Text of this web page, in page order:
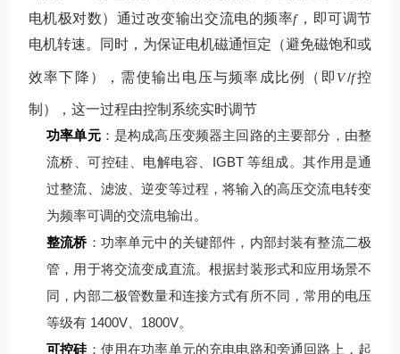
电机极对数） 通过改变输出交流电的频率f，即可调节
电机转速。同时，为保证电机磁通恒定（避免磁饱和或
效率下降），需使输出电压与频率成比例（即 V /f控
制），这一过程由控制系统实时调节
功率单元：是构成高压变频器主回路的主要部分，由整
流桥、可控硅、电解电容、IGBT 等组成。其作用是通
过整流、滤波、逆变等过程，将输入的高压交流电转变
为频率可调的交流电输出。
整流桥：功率单元中的关键部件，内部封装有整流二极
管，用于将交流变成直流。根据封装形式和应用场景不
同，内部二极管数量和连接方式有所不同，常用的电压
等级有 1400V、1800V。
可控硅 ：使用在功率单元的充电电路和旁通回路上，起